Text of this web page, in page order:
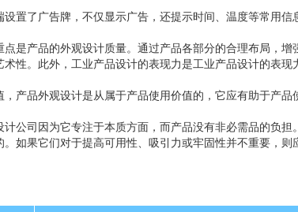
置了广告牌，不仅显示广告，还提示时间、温度等常用
是产品的外观设计质量。通过产品各部分的合理布局，
性。此外，工业产品设计的表现力是工业产品设计的表现
产品外观设计是从属于产品使用价值的，它应有助于产
公司因为它专注于本质方面，而产品没有非必需品的负
。如果它们对于提高可用性、吸引力或牢固性并不重要，